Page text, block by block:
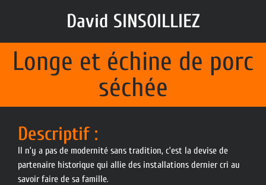
David SINSOILLIEZ
Longe et échine de porc
séchée
Descriptif :
Il n’y a pas de modernité sans tradition, c’est la devise de
partenaire historique qui allie des installations dernier cri au
savoir faire de sa famille.